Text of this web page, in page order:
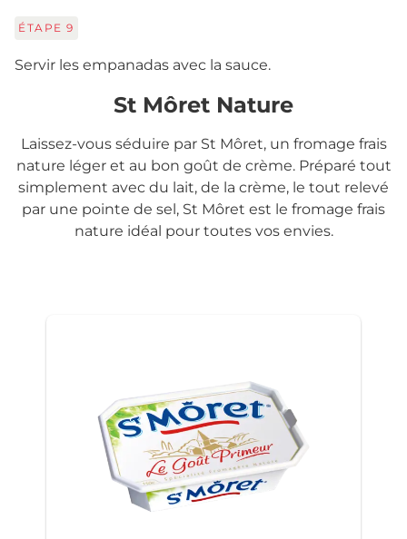
ÉTAPE 9
Servir les empanadas avec la sauce.
St Môret Nature
Laissez-vous séduire par St Môret, un fromage frais
nature léger et au bon goût de crème. Préparé tout
simplement avec du lait, de la crème, le tout relevé
par une pointe de sel, St Môret est le fromage frais
nature idéal pour toutes vos envies.